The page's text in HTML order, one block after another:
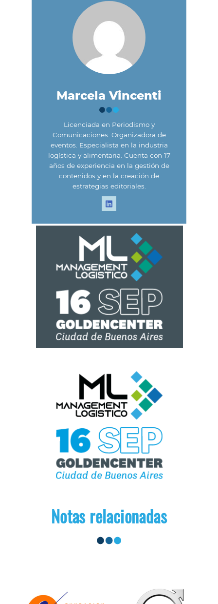
Marcela Vincenti
Licenciada en Periodismo y
Comunicaciones. Organizadora de
eventos. Especialista en la industria
logística y alimentaria. Cuenta con 17
años de experiencia en la gestión de
contenidos y en la creación de
estrategias editoriales.
Notas relacionadas